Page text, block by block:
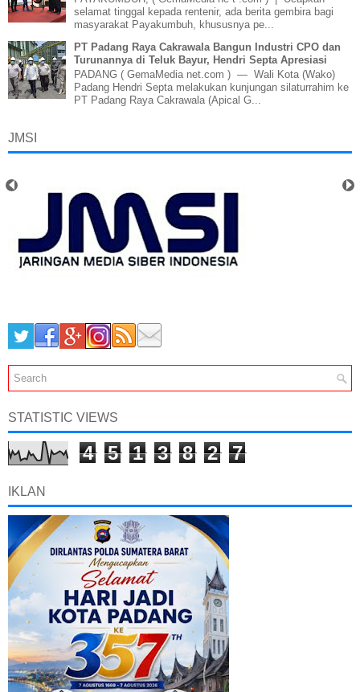
selamat tinggal kepada rentenir, ada berita gembira bagi
masyarakat Payakumbuh, khususnya pe...
PT Padang Raya Cakrawala Bangun Industri CPO dan
Turunannya di Teluk Bayur, Hendri Septa Apresiasi
PADANG ( GemaMedia net.com ) — Wali Kota (Wako)
Padang Hendri Septa melakukan kunjungan silaturrahim ke
PT Padang Raya Cakrawala (Apical G...
JMSI
STATISTIC VIEWS
4 5 1 3 8 2 7
IKLAN